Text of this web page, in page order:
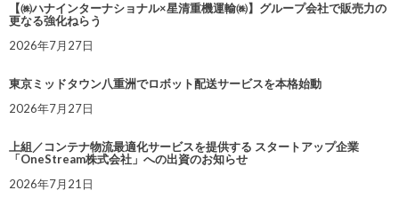
【㈱ハナインターナショナル×星清重機運輸㈱】グループ会社で販売力の
更なる強化ねらう
2026年7月27日
東京ミッドタウン八重洲でロボット配送サービスを本格始動
2026年7月27日
上組／コンテナ物流最適化サービスを提供する スタートアップ企業
「OneStream株式会社」への出資のお知らせ
2026年7月21日